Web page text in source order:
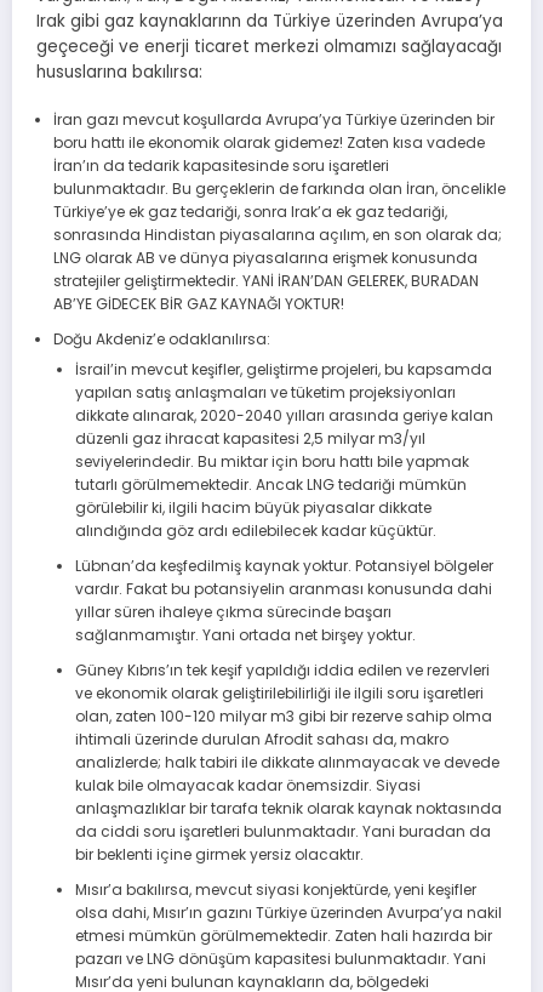
Irak gibi gaz kaynaklarınn da Türkiye üzerinden Avrupa’ya
geçeceği ve enerji ticaret merkezi olmamızı sağlayacağı
hususlarına bakılırsa:
İran gazı mevcut koşullarda Avrupa’ya Türkiye üzerinden bir
boru hattı ile ekonomik olarak gidemez! Zaten kısa vadede
İran’ın da tedarik kapasitesinde soru işaretleri
bulunmaktadır. Bu gerçeklerin de farkında olan İran, öncelikle
Türkiye’ye ek gaz tedariği, sonra Irak’a ek gaz tedariği,
sonrasında Hindistan piyasalarına açılım, en son olarak da;
LNG olarak AB ve dünya piyasalarına erişmek konusunda
stratejiler geliştirmektedir. YANİ İRAN’DAN GELEREK, BURADAN
AB’YE GİDECEK BİR GAZ KAYNAĞI YOKTUR!
Doğu Akdeniz’e odaklanılırsa:
İsrail’in mevcut keşifler, geliştirme projeleri, bu kapsamda
yapılan satış anlaşmaları ve tüketim projeksiyonları
dikkate alınarak, 2020-2040 yılları arasında geriye kalan
düzenli gaz ihracat kapasitesi 2,5 milyar m3/yıl
seviyelerindedir. Bu miktar için boru hattı bile yapmak
tutarlı görülmemektedir. Ancak LNG tedariği mümkün
görülebilir ki, ilgili hacim büyük piyasalar dikkate
alındığında göz ardı edilebilecek kadar küçüktür.
Lübnan’da keşfedilmiş kaynak yoktur. Potansiyel bölgeler
vardır. Fakat bu potansiyelin aranması konusunda dahi
yıllar süren ihaleye çıkma sürecinde başarı
sağlanmamıştır. Yani ortada net birşey yoktur.
Güney Kıbrıs’ın tek keşif yapıldığı iddia edilen ve rezervleri
ve ekonomik olarak geliştirilebilirliği ile ilgili soru işaretleri
olan, zaten 100-120 milyar m3 gibi bir rezerve sahip olma
ihtimali üzerinde durulan Afrodit sahası da, makro
analizlerde; halk tabiri ile dikkate alınmayacak ve devede
kulak bile olmayacak kadar önemsizdir. Siyasi
anlaşmazlıklar bir tarafa teknik olarak kaynak noktasında
da ciddi soru işaretleri bulunmaktadır. Yani buradan da
bir beklenti içine girmek yersiz olacaktır.
Mısır’a bakılırsa, mevcut siyasi konjektürde, yeni keşifler
olsa dahi, Mısır’ın gazını Türkiye üzerinden Avurpa’ya nakil
etmesi mümkün görülmemektedir. Zaten hali hazırda bir
pazarı ve LNG dönüşüm kapasitesi bulunmaktadır. Yani
Mısır’da yeni bulunan kaynakların da, bölgedeki